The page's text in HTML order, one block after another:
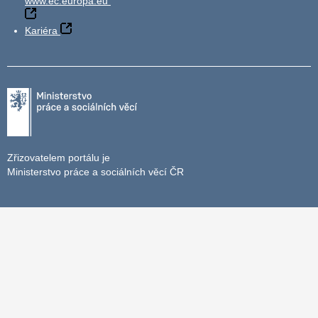
Kariéra
Zřizovatelem portálu je
Ministerstvo práce a sociálních věcí ČR